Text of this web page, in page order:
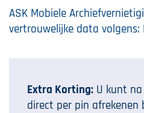
ASK Mobiele
vertrouwelijke data volgens:
Extra Korting: U kunt
direct per pin afrekenen